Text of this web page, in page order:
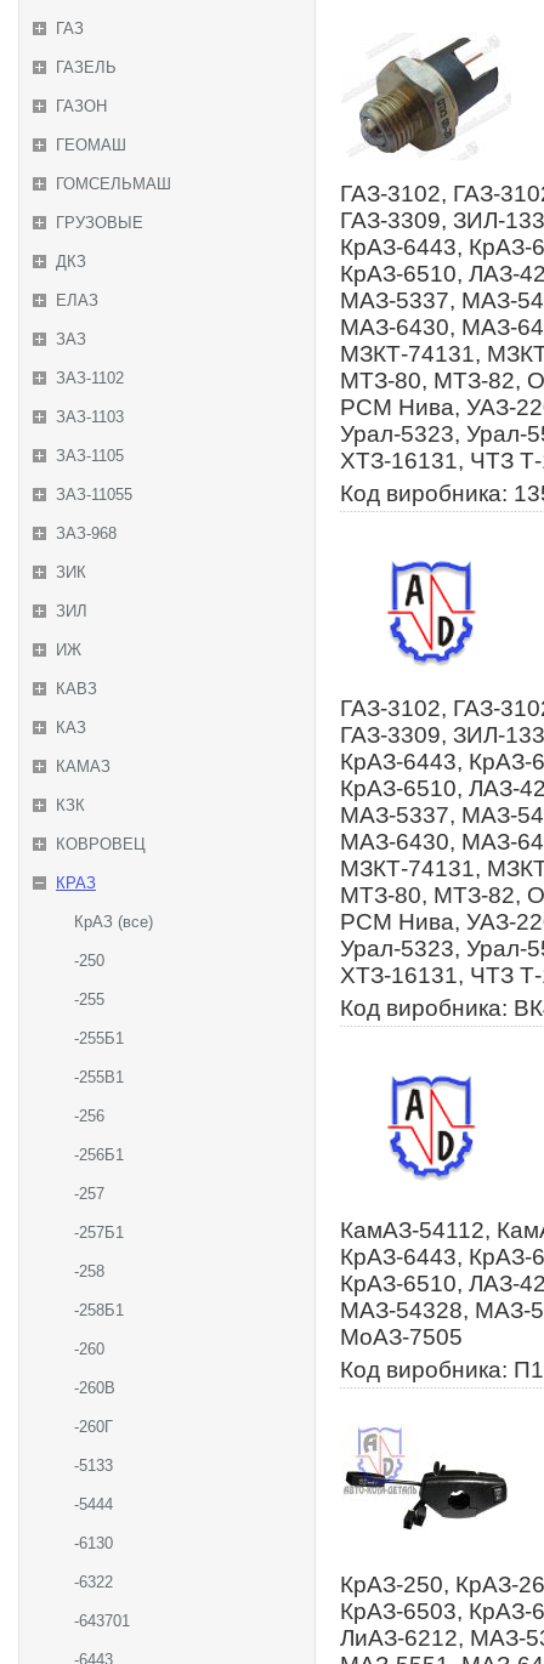
ГАЗ
ГАЗЕЛЬ
ГАЗОН
ГЕОМАШ
ГОМСЕЛЬМАШ
ГРУЗОВЫЕ
ДКЗ
ЕЛАЗ
ЗАЗ
ЗАЗ-1102
ЗАЗ-1103
ЗАЗ-1105
ЗАЗ-11055
ЗАЗ-968
ЗИК
ЗИЛ
ИЖ
КАВЗ
КАЗ
КАМАЗ
КЗК
КОВРОВЕЦ
КРАЗ
КрАЗ (все)
-250
-255
-255Б1
-255В1
-256
-256Б1
-257
-257Б1
-258
-258Б1
-260
-260В
-260Г
-5133
-5444
-6130
-6322
-643701
-6443
ГАЗ-3102, ГАЗ-
ГАЗ-3309, ЗИЛ-
КрАЗ-6443, КрАЗ-
КрАЗ-6510, ЛАЗ-
МАЗ-5337, МАЗ-
МАЗ-6430, МАЗ-
МЗКТ-74131,
МТЗ-80, МТЗ-82,
РСМ Нива, УАЗ-
Урал-5323, Урал-
ХТЗ-16131, ЧТЗ
Код виробника:
ГАЗ-3102, ГАЗ-
ГАЗ-3309, ЗИЛ-
КрАЗ-6443, КрАЗ-
КрАЗ-6510, ЛАЗ-
МАЗ-5337, МАЗ-
МАЗ-6430, МАЗ-
МЗКТ-74131,
МТЗ-80, МТЗ-82,
РСМ Нива, УАЗ-
Урал-5323, Урал-
ХТЗ-16131, ЧТЗ
Код виробника:
КамАЗ-54112,
КрАЗ-6443, КрАЗ-
КрАЗ-6510, ЛАЗ-
МАЗ-54328, МАЗ-
МоАЗ-7505
Код виробника:
КрАЗ-250, КрАЗ-
КрАЗ-6503, КрАЗ-
ЛиАЗ-6212, МАЗ-